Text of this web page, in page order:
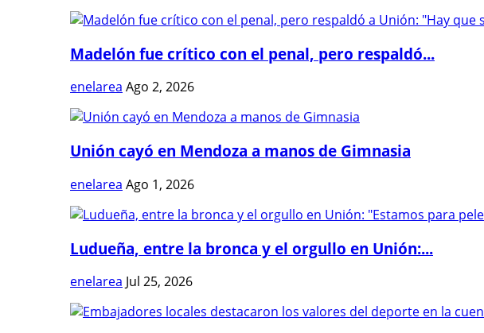
Madelón fue crítico con el penal, pero respaldó...
enelarea Ago 2, 2026
Unión cayó en Mendoza a manos de Gimnasia
enelarea Ago 1, 2026
Ludueña, entre la bronca y el orgullo en Unión:...
enelarea Jul 25, 2026